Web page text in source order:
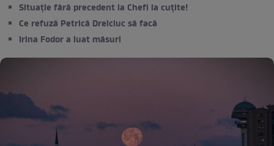
Situație fără precedent la Chefi la cuțite!
Ce refuză Petrică Drelciuc să facă
Irina Fodor a luat măsuri